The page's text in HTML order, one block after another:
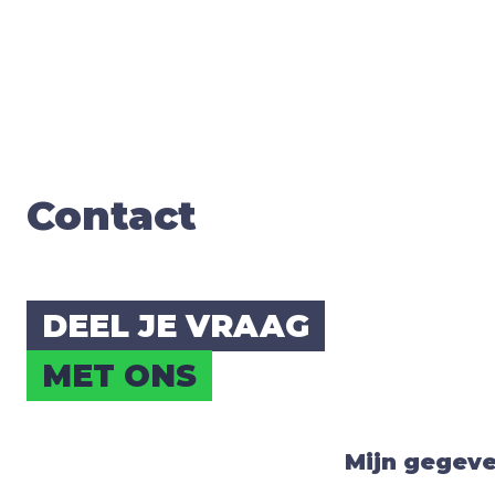
Con­tact
DEEL JE VRAAG
MET ONS
Mijn